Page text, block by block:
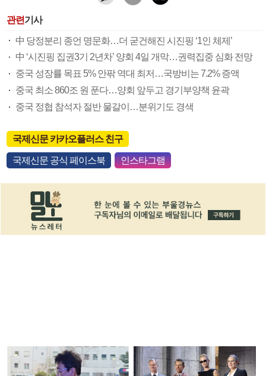
관련기사
中 당정분리 종언 명문화…더 굳건해진 시진핑 ‘1인 체제’
中 ‘시진핑 집권3기 2년차’ 양회 4일 개막…권력집중 심화 전망
중국 성장률 목표 5% 안팎 역대 최저…국방비는 7.2% 증액
중국 최소 860조 원 푼다…양회 앞두고 경기부양책 윤곽
중국 정협 참석자 절반 물갈이…분위기도 경색
국제신문 카카오플러스 친구
국제신문 공식 페이스북 인스타그램